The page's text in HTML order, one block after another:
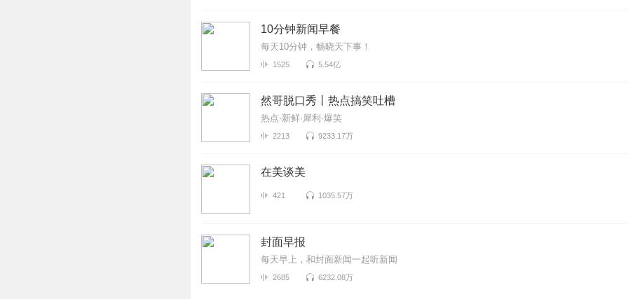
10分钟新闻早餐
每天10分钟，畅晓天下事！
1525 5.54亿
然哥脱口秀丨热点搞笑吐槽
热点·新鲜·犀利·爆笑
2213 9233.17万
在美谈美
421 1035.57万
封面早报
每天早上，和封面新闻一起听新闻
2685 6232.08万